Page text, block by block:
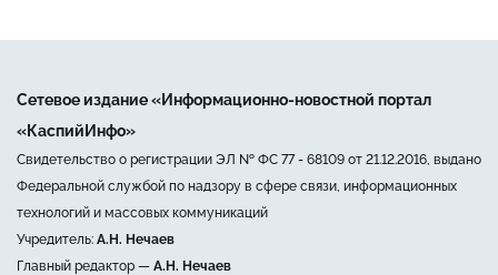
Сетевое издание «Информационно-новостной портал
«КаспийИнфо»
Свидетельство о регистрации ЭЛ № ФС 77 - 68109 от 21.12.2016, выдано
Федеральной службой по надзору в сфере связи, информационных
технологий и массовых коммуникаций
Учредитель: А.Н. Нечаев
Главный редактор — А.Н. Нечаев